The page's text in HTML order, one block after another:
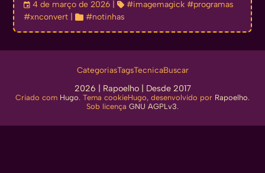
󰃭4 de março de 2026 | #imagemagick #programas
#xnconvert | #notinhas
CategoriasTagsTecnicaBuscar
2026 | Rapoelho| Desde 2017
Criado com Hugo. Tema cookieHugo, desenvolvido por Rapoelho.
Sob licença GNU AGPLv3.